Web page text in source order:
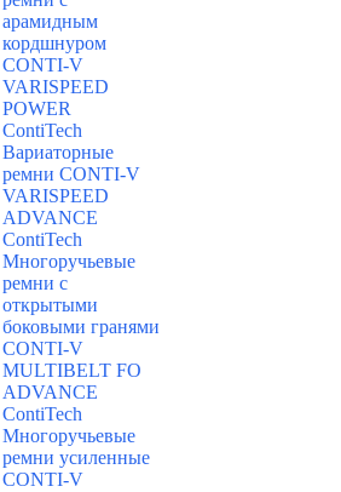
арамидным
кордшнуром
CONTI-V
VARISPEED
POWER
ContiTech
Вариаторные
ремни CONTI-V
VARISPEED
ADVANCE
ContiTech
Многоручьевые
ремни с
открытыми
боковыми гранями
CONTI-V
MULTIBELT FO
ADVANCE
ContiTech
Многоручьевые
ремни усиленные
CONTI-V